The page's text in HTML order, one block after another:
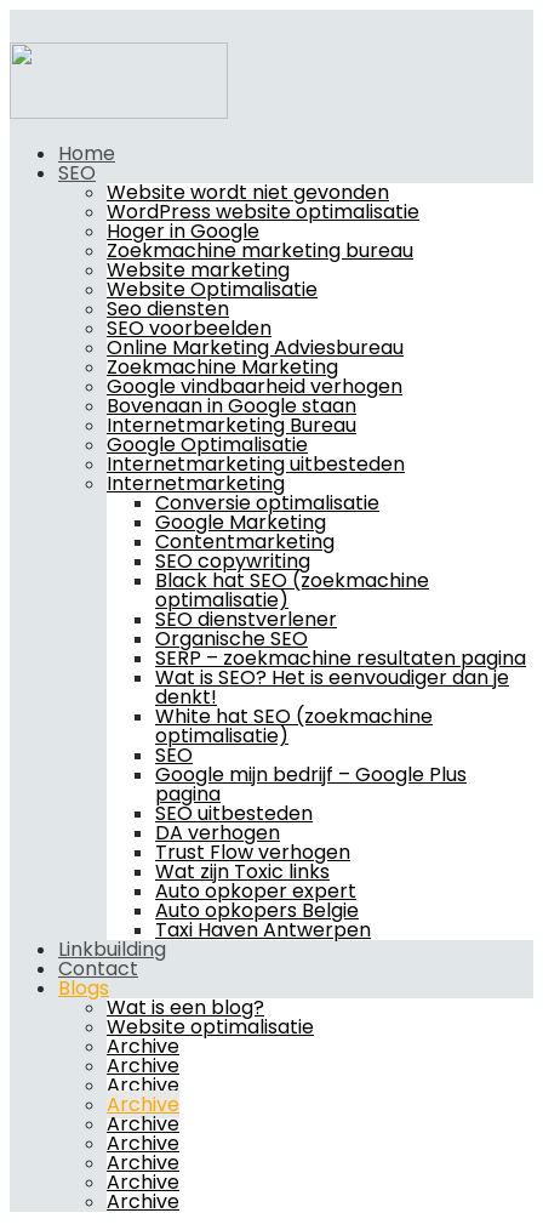
Home
SEO
Website wordt niet gevonden
WordPress website optimalisatie
Hoger in Google
Zoekmachine marketing bureau
Website marketing
Website Optimalisatie
Seo diensten
SEO voorbeelden
Online Marketing Adviesbureau
Zoekmachine Marketing
Google vindbaarheid verhogen
Bovenaan in Google staan
Internetmarketing Bureau
Google Optimalisatie
Internetmarketing uitbesteden
Internetmarketing
Conversie optimalisatie
Google Marketing
Contentmarketing
SEO copywriting
Black hat SEO (zoekmachine
optimalisatie)
SEO dienstverlener
Organische SEO
SERP – zoekmachine resultaten pagina
Wat is SEO? Het is eenvoudiger dan je
denkt!
White hat SEO (zoekmachine
optimalisatie)
SEO
Google mijn bedrijf – Google Plus
pagina
SEO uitbesteden
DA verhogen
Trust Flow verhogen
Wat zijn Toxic links
Auto opkoper expert
Auto opkopers Belgie
Taxi Haven Antwerpen
Linkbuilding
Contact
Blogs
Wat is een blog?
Website optimalisatie
Archive
Archive
Archive
Archive
Archive
Archive
Archive
Archive
Archive